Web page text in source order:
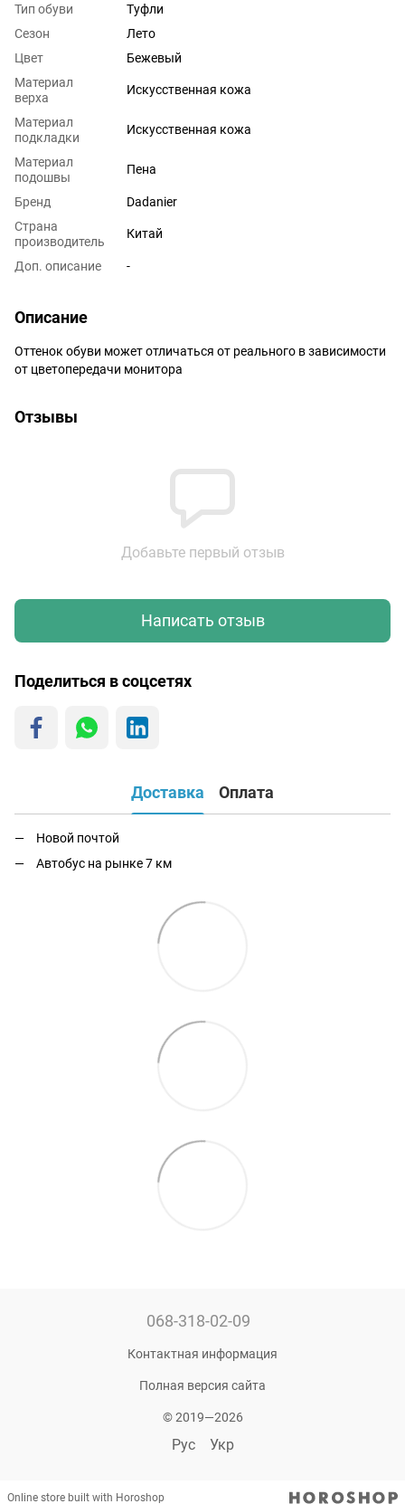
Тип обуви
Туфли
Сезон
Лето
Цвет
Бежевый
Материал
верха
Искусственная кожа
Материал
подкладки
Искусственная кожа
Материал
подошвы
Пена
Бренд
Dadanier
Страна
производитель
Китай
Доп. описание -
Описание
Оттенок обуви может отличаться от реального в зависимости
от цветопередачи монитора
Отзывы
Добавьте первый отзыв
Написать отзыв
Поделиться в соцсетях
Доставка Оплата
Новой почтой
Автобус на рынке 7 км
068-318-02-09
Контактная информация
Полная версия сайта
© 2019—2026
Рус Укр
Online store built with Horoshop